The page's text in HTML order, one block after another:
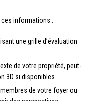
informations :
une grille d’évaluation
de votre propriété, peut-
3D si disponibles.
de votre foyer ou